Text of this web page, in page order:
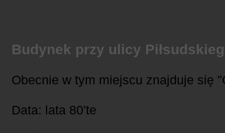
Budynek przy ulicy
Obecnie w tym miejscu znajduje się
Data: lata 80'te